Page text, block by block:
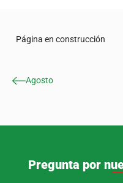
Página en construcción
Agosto
Pregunta por